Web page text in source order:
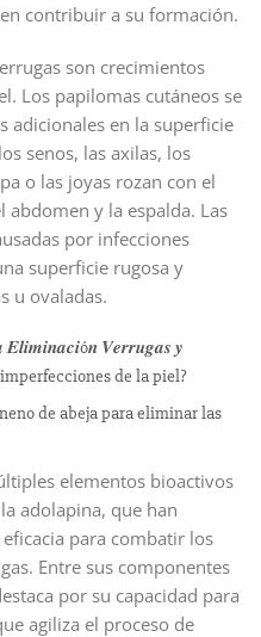
contribuir a su formación.
son crecimientos
Los papilomas cutáneos se
adicionales en la superficie
senos, las axilas, los
o las joyas rozan con el
abdomen y la espalda. Las
por infecciones
superficie rugosa y
u ovaladas.
𝑽𝒆𝒓𝒓𝒖𝒈𝒂𝒔 𝒚
de la piel?
de abeja para eliminar las
elementos bioactivos
adolapina, que han
para combatir los
Entre sus componentes
por su capacidad para
agiliza el proceso de